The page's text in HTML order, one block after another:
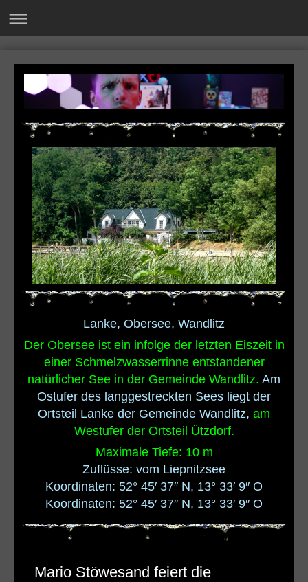
Lanke, Obersee, Wandlitz
Der Obersee ist ein infolge der letzten Eiszeit in
einer Schmelzwasserrinne entstandener
natürlicher See in der Gemeinde Wandlitz. Am
Ostufer des langgestreckten Sees liegt der
Ortsteil Lanke der Gemeinde Wandlitz, am
Westufer der Ortsteil Ützdorf.
Maximale Tiefe: 10 m
Zuflüsse: vom Liepnitzsee
Koordinaten: 52° 45′ 37″ N, 13° 33′ 9″ O
Koordinaten: 52° 45′ 37″ N, 13° 33′ 9″ O
Mario Stöwesand feiert die